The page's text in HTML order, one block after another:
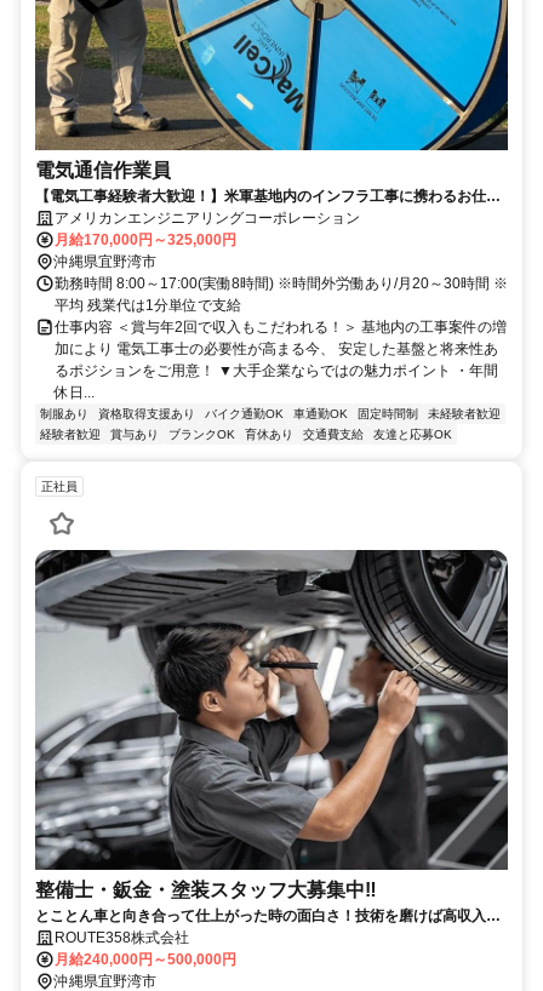
電気通信作業員
【電気工事経験者大歓迎！】米軍基地内のインフラ工事に携わるお仕事
ですアメリカンエンジニアリングコーポレーション
月給170,000円～325,000円
沖縄県宜野湾市
勤務時間 8:00～17:00(実働8時間) ※時間外労働あり/月20～30時間 ※
平均 残業代は1分単位で支給
仕事内容 ＜賞与年2回で収入もこだわれる！＞ 基地内の工事案件の増
加により 電気工事士の必要性が高まる今、 安定した基盤と将来性あ
るポジションをご用意！ ▼大手企業ならではの魅力ポイント ・年間
休日...
制服あり 資格取得支援あり バイク通勤OK 車通勤OK 固定時間制
未経験者歓迎
経験者歓迎
賞与あり ブランクOK 育休あり 交通費支給 友達と応募OK
正社員
整備士・鈑金・塗装スタッフ大募集中‼️
とことん車と向き合って仕上がった時の面白さ！技術を磨けば高収入が
狙えれる面白さ！
ROUTE358株式会社
月給240,000円～500,000円
沖縄県宜野湾市